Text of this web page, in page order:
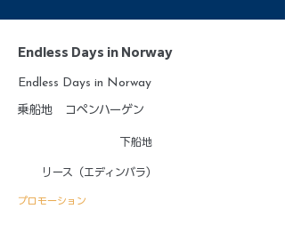
Endless Days in Norway
Endless Days in Norway
乗船地 コペンハーゲン
下船地
リース（エディンバラ）
プロモーション